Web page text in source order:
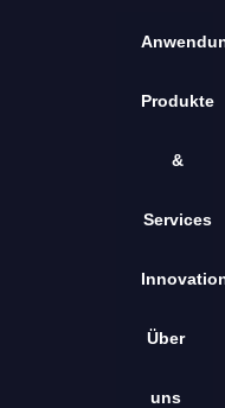
Produkte
&
Services
Über
uns